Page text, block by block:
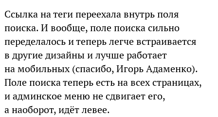
Ссылка на теги переехала внутрь поля
поиска. И вообще, поле поиска сильно
переделалось и теперь легче встраивается
в другие дизайны и лучше работает
на мобильных (спасибо, Игорь Адаменко).
Поле поиска теперь есть на всех страницах,
и админское меню не сдвигает его,
а наоборот, идёт левее.